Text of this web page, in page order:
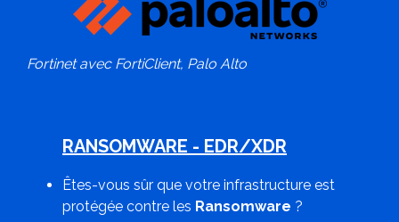
Fortinet avec FortiClient, Palo Alto
RANSOMWARE - EDR/XDR
Êtes-vous sûr que votre infrastructure est
protégée contre les Ransomware ?